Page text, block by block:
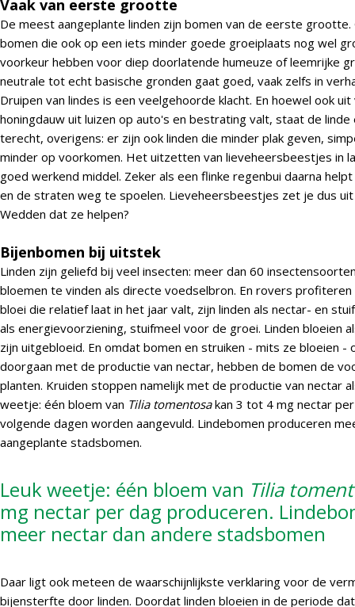
Vaak van eerste grootte
De meest aangeplante linden zijn bomen van de eerste grootte.
bomen die ook op een iets minder goede groeiplaats nog wel
voorkeur hebben voor diep doorlatende humeuze of leemrijke
neutrale tot echt basische gronden gaat goed, vaak zelfs in
Druipen van lindes is een veelgehoorde klacht. En hoewel ook
honingdauw uit luizen op auto's en bestrating valt, staat de
terecht, overigens: er zijn ook linden die minder plak geven,
minder op voorkomen. Het uitzetten van lieveheersbeestjes in
goed werkend middel. Zeker als een flinke regenbui daarna
en de straten weg te spoelen. Lieveheersbeestjes zet je dus
Wedden dat ze helpen?
Bijenbomen bij uitstek
Linden zijn geliefd bij veel insecten: meer dan 60
bloemen te vinden als directe voedselbron. En rovers
bloei die relatief laat in het jaar valt, zijn linden als nectar- en
als energievoorziening, stuifmeel voor de groei. Linden bloeien
zijn uitgebloeid. En omdat bomen en struiken - mits ze bloeien -
doorgaan met de productie van nectar, hebben de bomen de
planten. Kruiden stoppen namelijk met de productie van nectar
weetje: één bloem van Tilia tomentosakan 3 tot 4 mg nectar
volgende dagen worden aangevuld. Lindebomen produceren
aangeplante stadsbomen.
Leuk weetje: één bloem van Tilia
mg nectar per dag produceren.
meer nectar dan andere stadsbomen
Daar ligt ook meteen de waarschijnlijkste verklaring voor de
bijensterfte door linden. Doordat linden bloeien in de periode